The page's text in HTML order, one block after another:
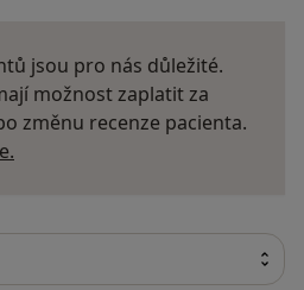
jsou pro nás důležité.
možnost zaplatit za
změnu recenze pacienta.